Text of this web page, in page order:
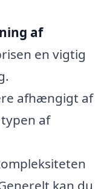
af
en vigtig
afhængigt af
af
kan du